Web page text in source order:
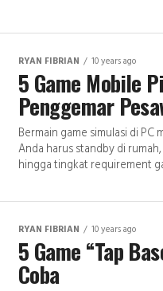
RYAN FIBRIAN 10 years ago
5 Game Mobile
Penggemar
Bermain game simulasi di
Anda harus standby di
hingga tingkat requirement
RYAN FIBRIAN 10 years ago
5 Game “Tap
Coba